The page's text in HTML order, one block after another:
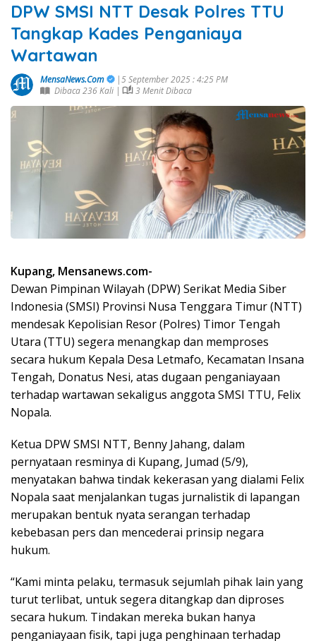
DPW SMSI NTT Desak Polres TTU
Tangkap Kades Penganiaya
Wartawan
MensaNews.Com
|5 September 2025 : 4:25 PM
Dibaca 236 Kali |
3 Menit Dibaca
Kupang, Mensanews.com-
Dewan Pimpinan Wilayah (DPW) Serikat Media Siber
Indonesia (SMSI) Provinsi Nusa Tenggara Timur (NTT)
mendesak Kepolisian Resor (Polres) Timor Tengah
Utara (TTU) segera menangkap dan memproses
secara hukum Kepala Desa Letmafo, Kecamatan Insana
Tengah, Donatus Nesi, atas dugaan penganiayaan
terhadap wartawan sekaligus anggota SMSI TTU, Felix
Nopala.
Ketua DPW SMSI NTT, Benny Jahang, dalam
pernyataan resminya di Kupang, Jumad (5/9),
menyatakan bahwa tindak kekerasan yang dialami Felix
Nopala saat menjalankan tugas jurnalistik di lapangan
merupakan bentuk nyata serangan terhadap
kebebasan pers dan mencederai prinsip negara
hukum.
“Kami minta pelaku, termasuk sejumlah pihak lain yang
turut terlibat, untuk segera ditangkap dan diproses
secara hukum. Tindakan mereka bukan hanya
penganiayaan fisik, tapi juga penghinaan terhadap